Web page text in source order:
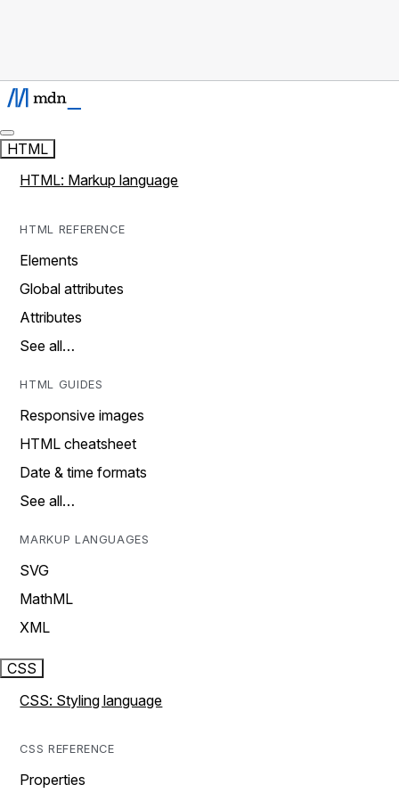
HTML
HTML: Markup language
HTML REFERENCE
Elements
Global attributes
Attributes
See all…
HTML GUIDES
Responsive images
HTML cheatsheet
Date & time formats
See all…
MARKUP LANGUAGES
SVG
MathML
XML
CSS
CSS: Styling language
CSS REFERENCE
Properties